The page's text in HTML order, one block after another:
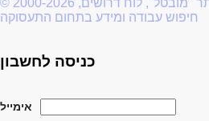
© 2000-2026 כל הזכויות שמורות לאתר "מובטל", לוח דרושים,
חיפוש עבודה ומידע בתחום התעסוקה
כניסה לחשבון
אימייל